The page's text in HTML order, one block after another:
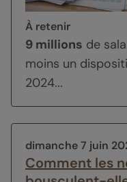
À retenir
9 millions de
moins un
2024...
dimanche 7 juin
Comment les